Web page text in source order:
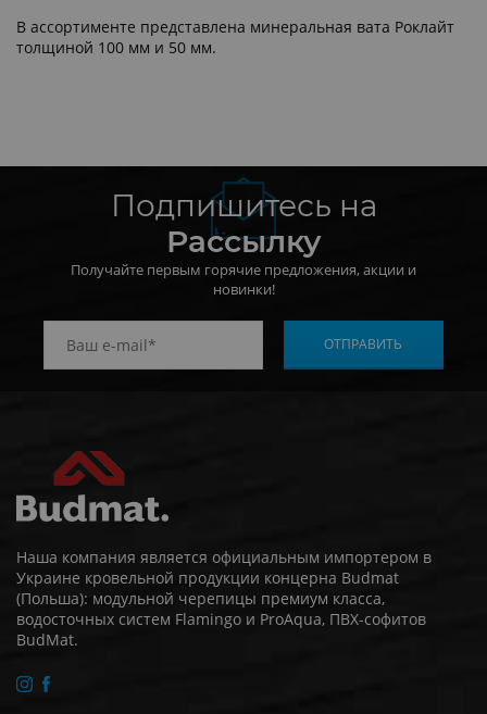
В ассортименте представлена минеральная вата Роклайт
толщиной 100 мм и 50 мм.
Подпишитесь на
Рассылку
Получайте первым горячие предложения, акции и
новинки!
Наша компания является официальным импортером в
Украине кровельной продукции концерна Budmat
(Польша): модульной черепицы премиум класса,
водосточных систем Flamingo и ProAqua, ПВХ-софитов
BudMat.